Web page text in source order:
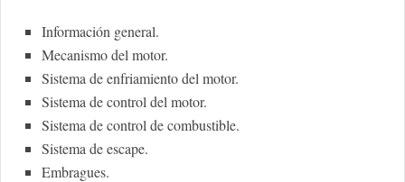
Información general.
Mecanismo del motor.
Sistema de enfriamiento del motor.
Sistema de control del motor.
Sistema de control de combustible.
Sistema de escape.
Embragues.